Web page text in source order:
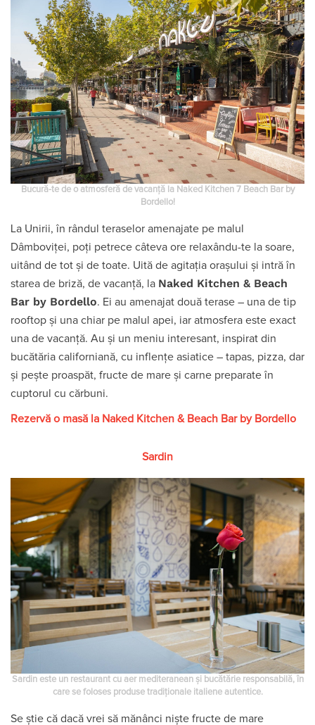
Bucură-te de o atmosferă de vacanță la Naked Kitchen 7 Beach Bar by
Bordello!
La Unirii, în rândul teraselor amenajate pe malul
Dâmboviței, poți petrece câteva ore relaxându-te la soare,
uitând de tot și de toate. Uită de agitația orașului și intră în
starea de briză, de vacanță, la Naked Kitchen & Beach
Bar by Bordello. Ei au amenajat două terase – una de tip
rooftop și una chiar pe malul apei, iar atmosfera este exact
una de vacanță. Au și un meniu interesant, inspirat din
bucătăria californiană, cu inflențe asiatice – tapas, pizza, dar
și pește proaspăt, fructe de mare și carne preparate în
cuptorul cu cărbuni.
Rezervă o masă la Naked Kitchen & Beach Bar by Bordello
Sardin
Sardin este un restaurant cu aer mediteranean și bucătărie responsabilă, în
care se foloses produse tradiționale italiene autentice.
Se știe că dacă vrei să mănânci niște fructe de mare